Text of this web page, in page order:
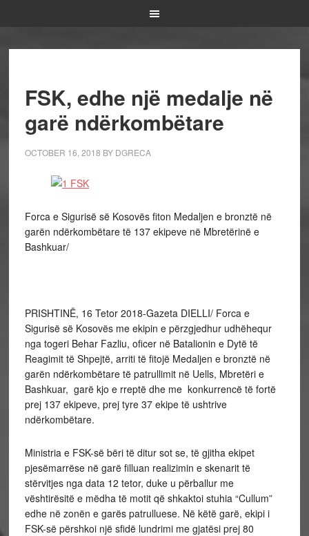
FSK, edhe një medalje në
garë ndërkombëtare
OCTOBER 16, 2018 BY DGRECA
Forca e Sigurisë së Kosovës fiton Medaljen e bronztë në
garën ndërkombëtare të 137 ekipeve në Mbretërinë e
Bashkuar/
PRISHTINË, 16 Tetor 2018-Gazeta DIELLI/ Forca e
Sigurisë së Kosovës me ekipin e përzgjedhur udhëhequr
nga togeri Behar Fazliu, oficer në Batalionin e Dytë të
Reagimit të Shpejtë, arriti të fitojë Medaljen e bronztë në
garën ndërkombëtare të patrullimit në Uells, Mbretëri e
Bashkuar, garë kjo e rreptë dhe me konkurrencë të fortë
prej 137 ekipeve, prej tyre 37 ekipe të ushtrive
ndërkombëtare.
Ministria e FSK-së bëri të ditur sot se, të gjitha ekipet
pjesëmarrëse në garë filluan realizimin e skenarit të
stërvitjes nga data 12 tetor, duke u përballur me
vështirësitë e mëdha të motit që shkaktoi stuhia “Cullum”
edhe në zonën e garës patrulluese. Në këtë garë, ekipi i
FSK-së përshkoi një sfidë lundrimi me gjatësi prej 80